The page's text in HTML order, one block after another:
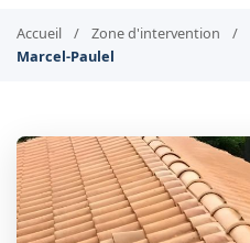
Accueil / Zone d'intervention /
Marcel-Paulel